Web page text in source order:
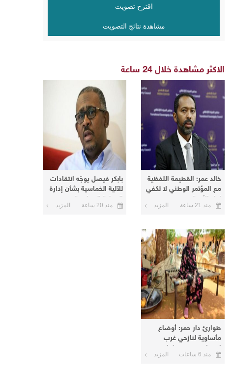
اقترح تصويت
مشاهدة نتائج التصويت
الاكثر مشاهدة خلال 24 ساعة
​خالد عمر: القطيعة اللفظية
مع المؤتمر الوطني لا تكفي
لحل الأزمة
منذ 21 ساعة المزيد
بابكر فيصل يوجّه انتقادات
للآلية الخماسية بشأن إدارة
العملية السياسية
منذ 20 ساعة المزيد
طوارئ دار حمر: أوضاع
مأساوية لنازحي غرب
كردفان في معسكرات
الأبيض
منذ 6 ساعات المزيد